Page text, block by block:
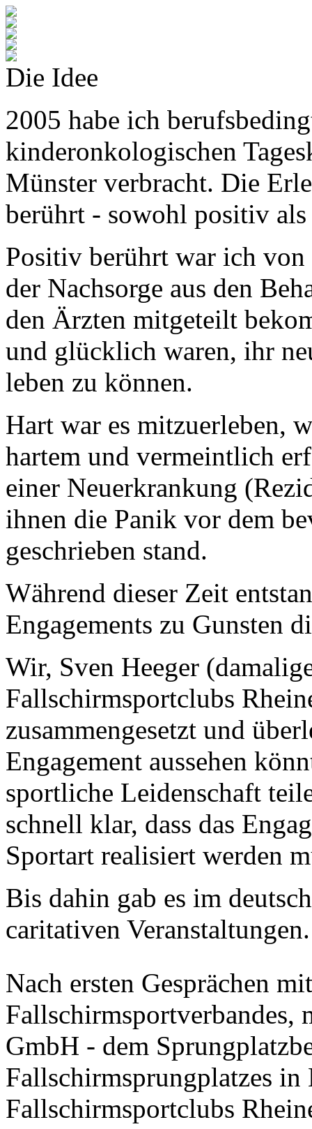
Die Idee
2005 habe ich
kinderonkologischen
Münster verbracht. Die
berührt - sowohl positiv als
Positiv berührt war ich von
der Nachsorge aus den
den Ärzten mitgeteilt
und glücklich waren, ihr
leben zu können.
Hart war es mitzuerleben,
hartem und vermeintlich
einer Neuerkrankung
ihnen die Panik vor dem
geschrieben stand.
Während dieser Zeit
Engagements zu Gunsten
Wir, Sven Heeger
Fallschirmsportclubs
zusammengesetzt und
Engagement aussehen
sportliche Leidenschaft
schnell klar, dass das
Sportart realisiert werden
Bis dahin gab es im
caritativen Veranstaltungen.
Nach ersten Gesprächen
Fallschirmsportverbandes,
GmbH - dem
Fallschirmsprungplatzes in
Fallschirmsportclubs